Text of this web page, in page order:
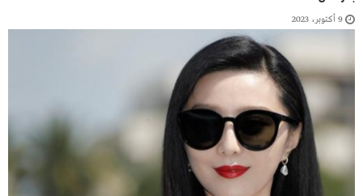
9 أكتوبر، 2023